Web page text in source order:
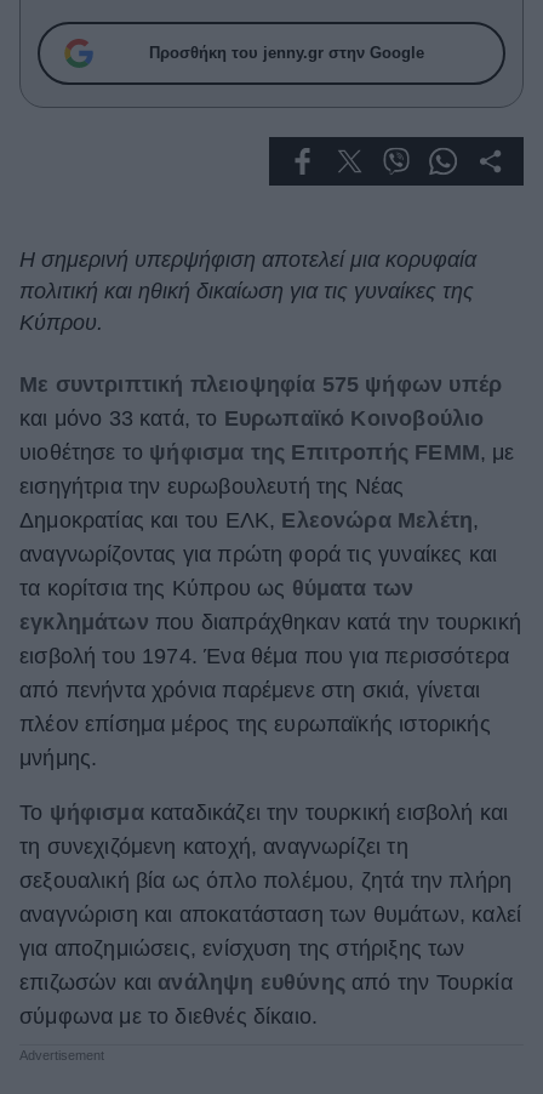
True Stories
Ask the Guru
Success Stories
Living
Deco
Green
Αφιερώματα
ΒΟΞ
Χωρίς Ταμπέλες
Women's Forum
Hautes Grecians
Γάμος
Market News
Προσθήκη του jenny.gr στην Google
Η σημερινή υπερψήφιση αποτελεί μια κορυφαία
πολιτική και ηθική δικαίωση για τις γυναίκες της
Κύπρου.
Με συντριπτική πλειοψηφία 575 ψήφων υπέρ
και μόνο 33 κατά, το Ευρωπαϊκό Κοινοβούλιο
υιοθέτησε το ψήφισμα της Επιτροπής FEMM, με
εισηγήτρια την ευρωβουλευτή της Νέας
Δημοκρατίας και του ΕΛΚ, Ελεονώρα Μελέτη,
αναγνωρίζοντας για πρώτη φορά τις γυναίκες και
τα κορίτσια της Κύπρου ως θύματα των
εγκλημάτων που διαπράχθηκαν κατά την τουρκική
εισβολή του 1974. Ένα θέμα που για περισσότερα
από πενήντα χρόνια παρέμενε στη σκιά, γίνεται
πλέον επίσημα μέρος της ευρωπαϊκής ιστορικής
μνήμης.
Το ψήφισμακαταδικάζει την τουρκική εισβολή και
τη συνεχιζόμενη κατοχή, αναγνωρίζει τη
σεξουαλική βία ως όπλο πολέμου, ζητά την πλήρη
αναγνώριση και αποκατάσταση των θυμάτων, καλεί
για αποζημιώσεις, ενίσχυση της στήριξης των
επιζωσών και ανάληψη ευθύνης από την Τουρκία
σύμφωνα με το διεθνές δίκαιο.